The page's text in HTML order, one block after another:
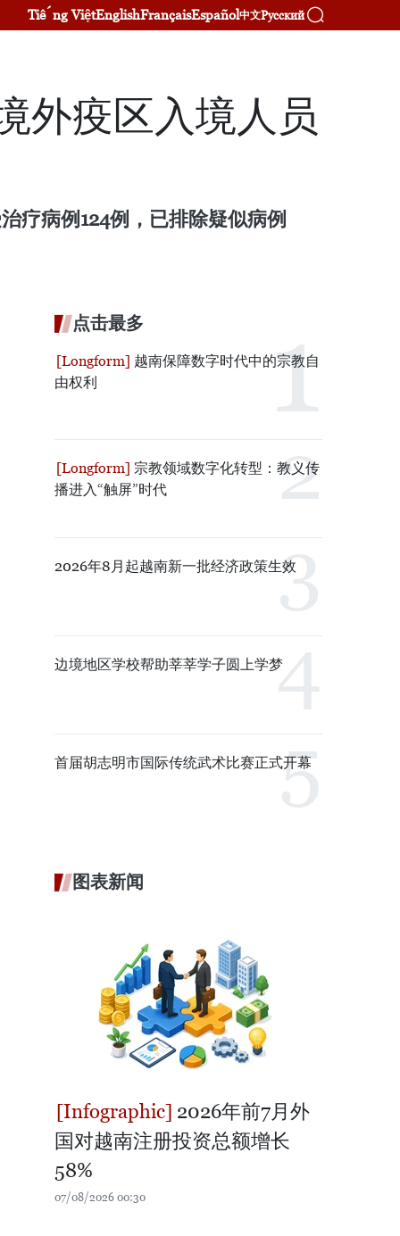
Tiếng ViệtEnglishFrançaisEspañol中文Русский
外疫区入境人员
疗病例124例，已排除疑似病例
点击最多
越南保障数字时代中的宗教自
由权利
宗教领域数字化转型：教义传
播进入“触屏”时代
2026年8月起越南新一批经济政策生效
边境地区学校帮助莘莘学子圆上学梦
首届胡志明市国际传统武术比赛正式开幕
图表新闻
2026年前7月外
国对越南注册投资总额增长
58%
07/08/2026 00:30